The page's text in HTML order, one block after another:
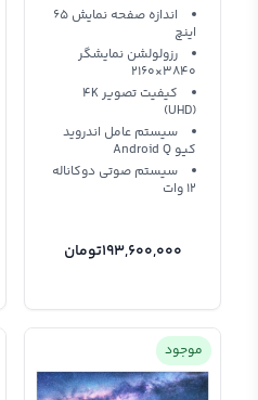
65HX750M
اندازه صفحه نمایش 65
اینچ
رزولولشن نمایشگر
3840×2160
کیفیت تصویر 4K
(UHD)
سیستم عامل اندروید
کیو Android Q
سیستم صوتی دوکاناله
12 وات
193,600,000تومان
موجود